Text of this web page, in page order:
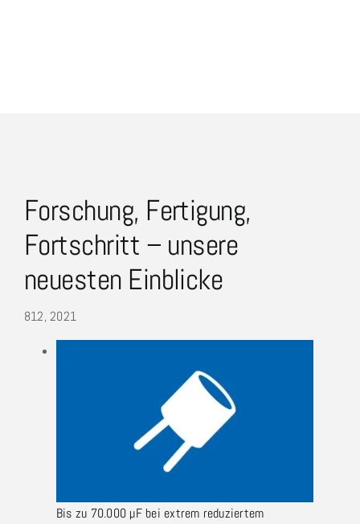
Forschung, Fertigung,
Fortschritt – unsere
neuesten Einblicke
812, 2021
Bis zu 70.000 µF bei extrem reduziertem